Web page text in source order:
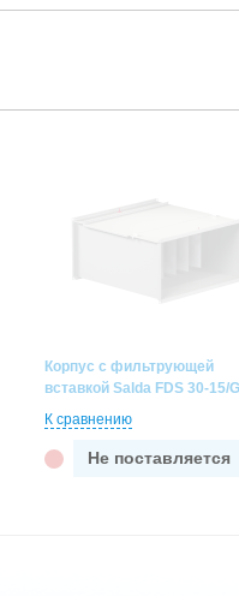
Корпус с фильтрующей
вставкой Salda FDS 30-15/
К сравнению
Не поставляется